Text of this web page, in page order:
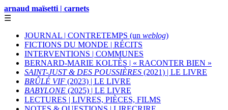
arnaud maïsetti | carnets
☰
JOURNAL | CONTRETEMPS (un weblog)
FICTIONS DU MONDE | RÉCITS
INTERVENTIONS | COMMUNES
BERNARD-MARIE KOLTÈS | « RACONTER BIEN »
SAINT-JUST & DES POUSSIÈRES (2021) | LE LIVRE
BRÛLÉ VIF (2023) | LE LIVRE
BABYLONE (2025) | LE LIVRE
LECTURES | LIVRES, PIÈCES, FILMS